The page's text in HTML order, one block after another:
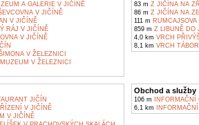
A GALERIE V JIČÍNĚ
V JIČÍNĚ
V JIČÍNĚ
RÁJ V JIČÍNĚ
V JIČÍNĚ
V ŽELEZNICI
V ŽELEZNICI
83 m Z JIČÍNA NA
86 m Z JIČÍNA NA
111 m
859 m Z LIBUNĚ DO
4,0 km VRCH
8,1 km VRCH
JIČÍN
V JIČÍNĚ
V JIČÍNĚ
Obchod a služby
106 m INFORMAČNÍ
6,1 km